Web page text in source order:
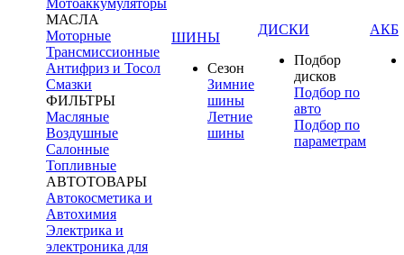
МАСЛА
Моторные
Трансмиссионные
Антифриз и Тосол
Смазки
ФИЛЬТРЫ
Масляные
Воздушные
Салонные
Топливные
АВТОТОВАРЫ
Автокосметика и
Автохимия
Электрика и
электроника для
ШИНЫ
Сезон
Зимние
шины
Летние
шины
ДИСКИ
Подбор
дисков
Подбор по
авто
Подбор по
параметрам
АКБ